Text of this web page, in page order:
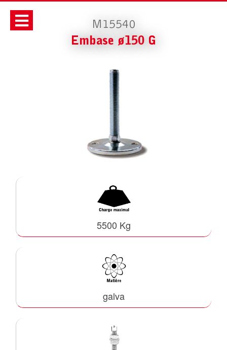
M15540
Embase ø150 G
5500 Kg
galva